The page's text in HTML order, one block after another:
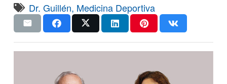
Dr. Guillén, Medicina Deportiva